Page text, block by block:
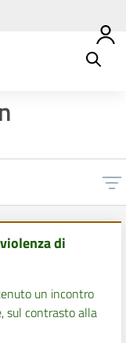
di
un incontro
sul contrasto alla